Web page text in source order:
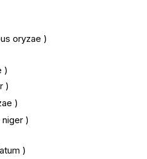
oryzae )
)
)
)
niger )
)